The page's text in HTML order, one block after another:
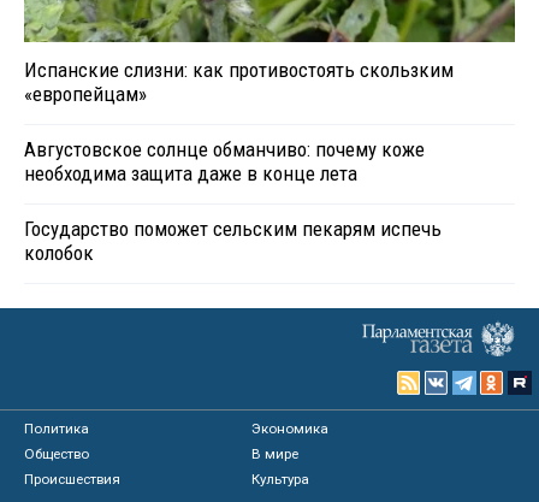
Испанские слизни: как противостоять скользким
«европейцам»
Августовское солнце обманчиво: почему коже
необходима защита даже в конце лета
Государство поможет сельским пекарям испечь
колобок
Политика
Экономика
Общество
В мире
Происшествия
Культура